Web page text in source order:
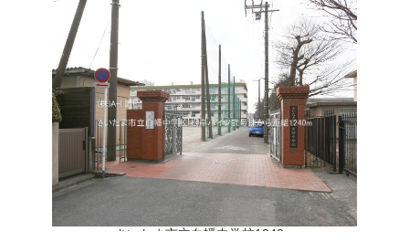
さいたま市立白幡中学校1240m